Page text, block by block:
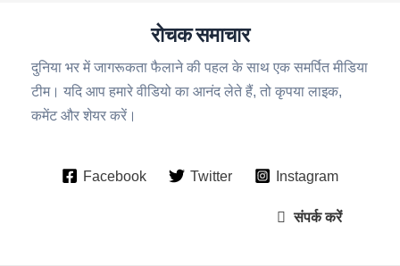
रोचक समाचार
दुनिया भर में जागरूकता फैलाने की पहल के साथ एक समर्पित मीडिया
टीम। यदि आप हमारे वीडियो का आनंद लेते हैं, तो कृपया लाइक,
कमेंट और शेयर करें।
Facebook Twitter Instagram
संपर्क करें